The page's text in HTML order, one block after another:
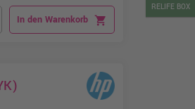
RELIFE BOX
In den Warenkorb shopping_cart